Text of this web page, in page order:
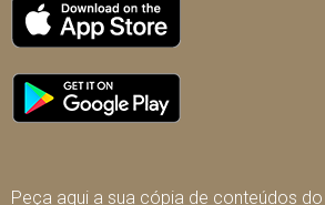
Peça aqui a sua cópia de conteúdos do